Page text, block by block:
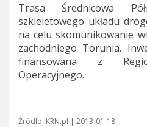
Trasa Średnicowa
szkieletowego układu
na celu skomunikowanie
zachodniego Torunia.
finansowana z
Operacyjnego.
Źródło: KRN.pl | 2013-01-18